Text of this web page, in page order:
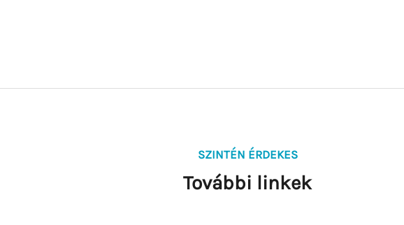
SZINTÉN ÉRDEKES
További linkek